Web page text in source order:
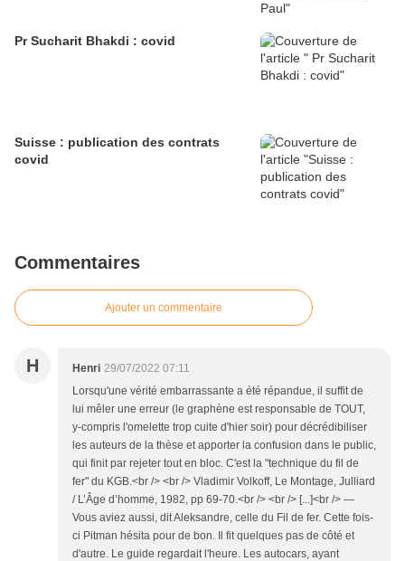
Pr Sucharit Bhakdi : covid
Suisse : publication des contrats
covid
Commentaires
Ajouter un commentaire
H Henri 29/07/2022 07:11
Lorsqu'une vérité embarrassante a été répandue, il suffit de
lui mêler une erreur (le graphène est responsable de TOUT,
y-compris l'omelette trop cuite d'hier soir) pour décrédibiliser
les auteurs de la thèse et apporter la confusion dans le public,
qui finit par rejeter tout en bloc. C'est la "technique du fil de
fer" du KGB.<br /> <br /> Vladimir Volkoff, Le Montage, Julliard
/ L’Âge d’homme, 1982, pp 69-70.<br /> <br /> [...]<br /> —
Vous aviez aussi, dit Aleksandre, celle du Fil de fer. Cette fois-
ci Pitman hésita pour de bon. Il fit quelques pas de côté et
d'autre. Le guide regardait l'heure. Les autocars, ayant